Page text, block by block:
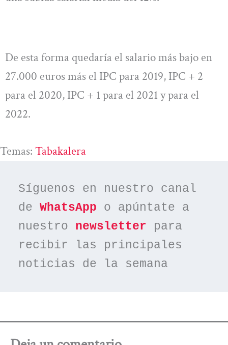
De esta forma quedaría el salario más bajo en
27.000 euros más el IPC para 2019, IPC + 2
para el 2020, IPC + 1 para el 2021 y para el
2022.
Temas: Tabakalera
Síguenos en nuestro canal
de WhatsApp o apúntate a
nuestro newsletter para
recibir las principales
noticias de la semana